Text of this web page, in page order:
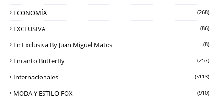
ECONOMÍA (268)
EXCLUSIVA (86)
En Exclusiva By Juan Miguel Matos (8)
Encanto Butterfly (257)
Internacionales (5113)
MODA Y ESTILO FOX (910)